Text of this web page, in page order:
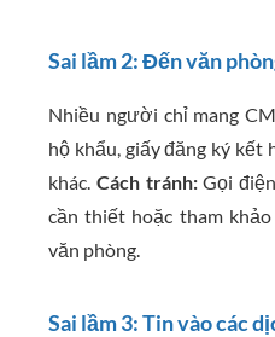
Sai lầm 2: Đến văn
Nhiều người chỉ mang
hộ khẩu, giấy đăng ký kết
khác. Cách tránh:Gọi
cần thiết hoặc tham
văn phòng.
Sai lầm 3: Tin vào các